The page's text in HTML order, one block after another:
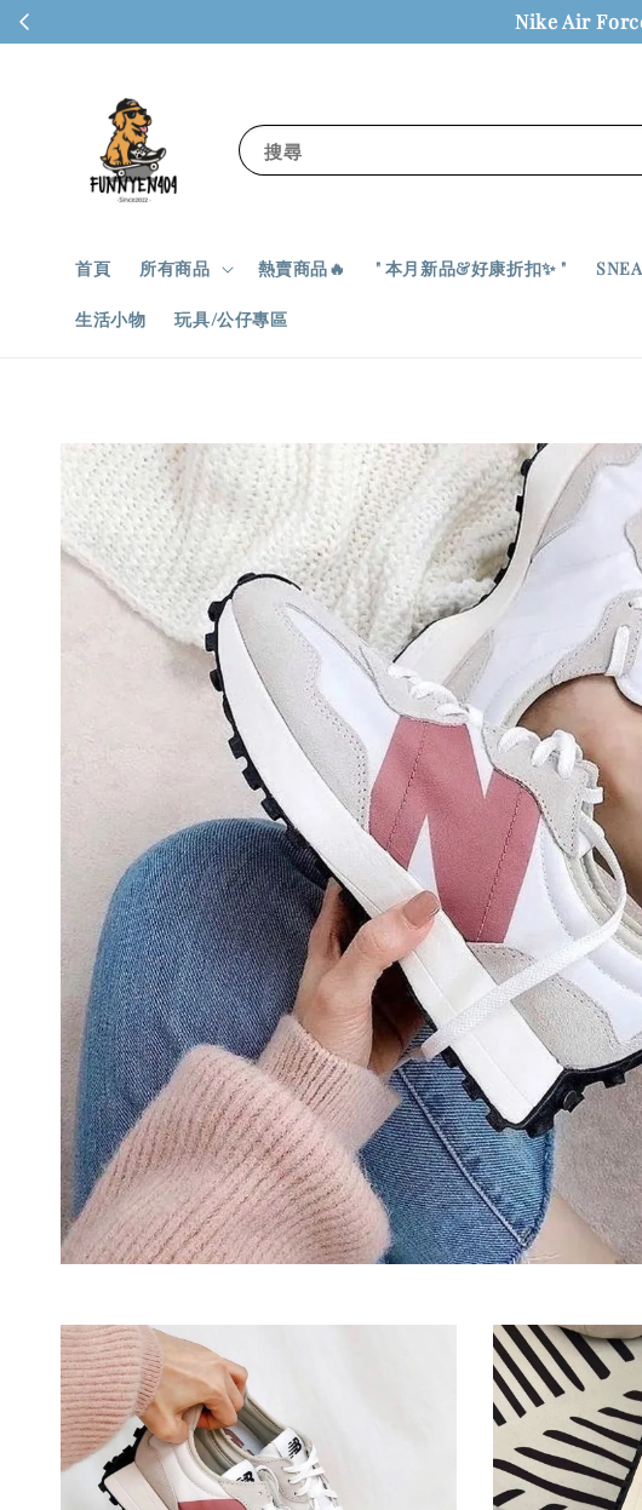
Nike Air
搜尋
首頁 所有商品 熱賣商品🔥 " 本月新品&好康折扣✨ "
生活小物 玩具/公仔專區